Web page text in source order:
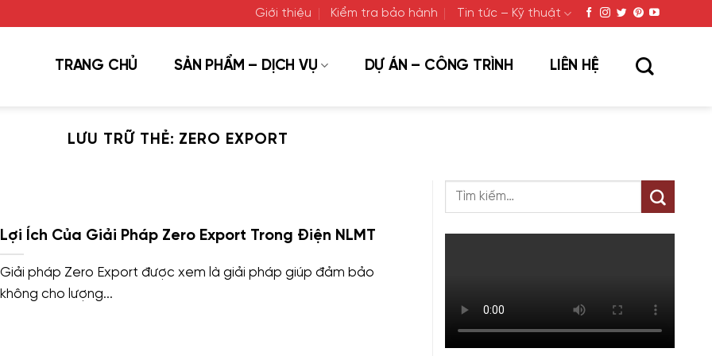
Giới thiệu Kiểm tra bảo hành Tin tức – Kỹ thuật
TRANG CHỦ SẢN PHẨM – DỊCH VỤ DỰ ÁN – CÔNG TRÌNH LIÊN HỆ
LƯU TRỮ THẺ: ZERO EXPORT
Lợi Ích Của Giải Pháp Zero Export Trong Điện NLMT
Giải pháp Zero Export được xem là giải pháp giúp đảm bảo
không cho lượng...